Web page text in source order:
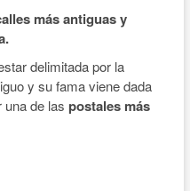
más antiguas y
delimitada por la
y su fama viene dada
de las postales más